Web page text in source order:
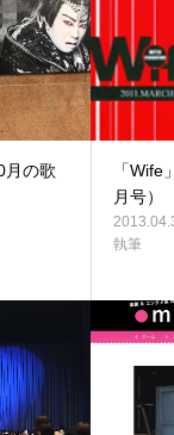
月の歌
「
月号）
執筆